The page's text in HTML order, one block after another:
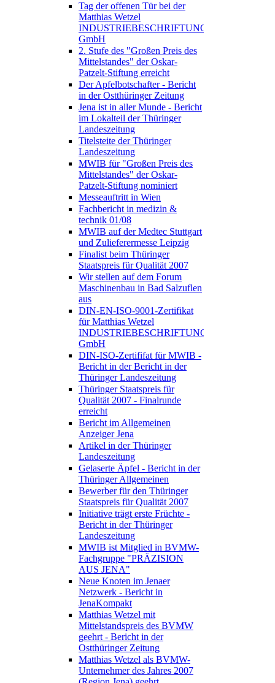
Tag der offenen Tür bei der
Matthias Wetzel
INDUSTRIEBESCHRIFTUNGEN
GmbH
2. Stufe des "Großen Preis des
Mittelstandes" der Oskar-
Patzelt-Stiftung erreicht
Der Apfelbotschafter - Bericht
in der Ostthüringer Zeitung
Jena ist in aller Munde - Bericht
im Lokalteil der Thüringer
Landeszeitung
Titelsteite der Thüringer
Landeszeitung
MWIB für "Großen Preis des
Mittelstandes" der Oskar-
Patzelt-Stiftung nominiert
Messeauftritt in Wien
Fachbericht in medizin &
technik 01/08
MWIB auf der Medtec Stuttgart
und Zulieferermesse Leipzig
Finalist beim Thüringer
Staatspreis für Qualität 2007
Wir stellen auf dem Forum
Maschinenbau in Bad Salzuflen
aus
DIN-EN-ISO-9001-Zertifikat
für Matthias Wetzel
INDUSTRIEBESCHRIFTUNGEN
GmbH
DIN-ISO-Zertififat für MWIB -
Bericht in der Bericht in der
Thüringer Landeszeitung
Thüringer Staatspreis für
Qualität 2007 - Finalrunde
erreicht
Bericht im Allgemeinen
Anzeiger Jena
Artikel in der Thüringer
Landeszeitung
Gelaserte Äpfel - Bericht in der
Thüringer Allgemeinen
Bewerber für den Thüringer
Staatspreis für Qualität 2007
Initiative trägt erste Früchte -
Bericht in der Thüringer
Landeszeitung
MWIB ist Mitglied in BVMW-
Fachgruppe "PRÄZISION
AUS JENA"
Neue Knoten im Jenaer
Netzwerk - Bericht in
JenaKompakt
Matthias Wetzel mit
Mittelstandspreis des BVMW
geehrt - Bericht in der
Ostthüringer Zeitung
Matthias Wetzel als BVMW-
Unternehmer des Jahres 2007